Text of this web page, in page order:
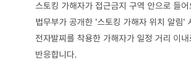
스토킹 가해자가 접근금지 구역 안으로 들
법무부가 공개한 '스토킹 가해자 위치 알림'
전자발찌를 착용한 가해자가 일정 거리 이
반응합니다.